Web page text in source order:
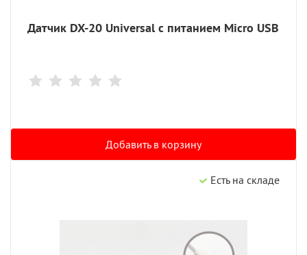
Датчик DX-20 Universal с питанием Micro USB
Добавить в корзину
Есть на складе